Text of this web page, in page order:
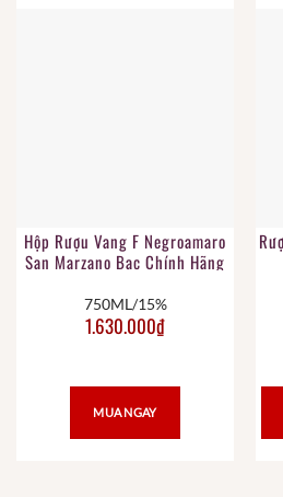
Hộp Rượu Vang F Negroamaro
San Marzano Bạc Chính Hãng
750ML/15%
1.630.000₫
MUA NGAY